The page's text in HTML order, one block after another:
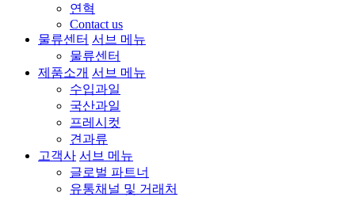
연혁
Contact us
물류센터 서브 메뉴
물류센터
제품소개 서브 메뉴
수입과일
국산과일
프레시컷
견과류
고객사 서브 메뉴
글로벌 파트너
유통채널 및 거래처